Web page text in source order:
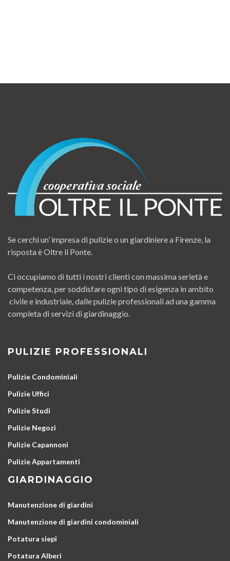
Se cerchi un’ impresa di pulizie o un giardiniere a Firenze, la
risposta è Oltre il Ponte.
Ci occupiamo di tutti i nostri clienti con massima serietà e
competenza, per soddisfare ogni tipo di esigenza in ambito
civile e industriale, dalle pulizie professionali ad una gamma
completa di servizi di giardinaggio.
PULIZIE PROFESSIONALI
Pulizie Condominiali
Pulizie Uffici
Pulizie Studi
Pulizie Negozi
Pulizie Capannoni
Pulizie Appartamenti
GIARDINAGGIO
Manutenzione di giardini
Manutenzione di giardini condominiali
Potatura siepi
Potatura Alberi